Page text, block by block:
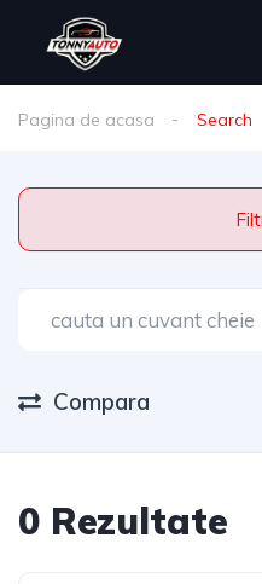
Pagina de acasa Search
Compara
0 Rezultate